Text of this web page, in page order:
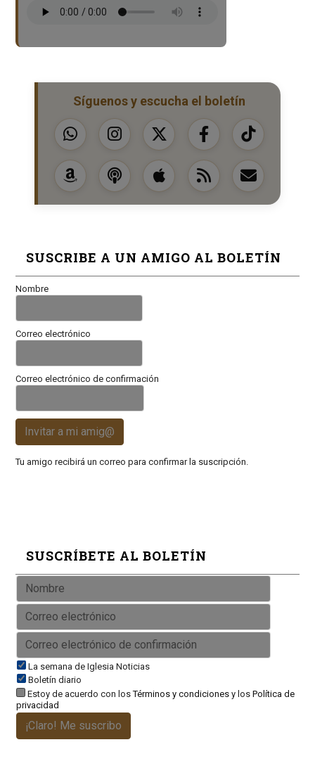
Síguenos y escucha el boletín
SUSCRIBE A UN AMIGO AL BOLETÍN
Nombre
Correo electrónico
Correo electrónico de confirmación
Invitar a mi amig@
Tu amigo recibirá un correo para confirmar la suscripción.
SUSCRÍBETE AL BOLETÍN
La semana de Iglesia Noticias
Boletín diario
Estoy de acuerdo con losTérminos y condicionesy los Política de
privacidad
¡Claro! Me suscribo